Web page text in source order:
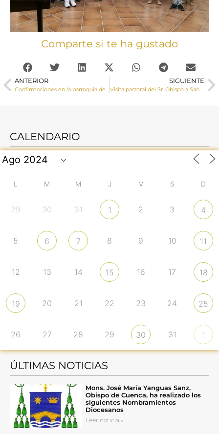
Comparte si te ha gustado
ANTERIOR
Confirmaciones en la parroquia de San Clemente
SIGUIENTE
Visita pastoral del Sr. Obispo a San Martín de Boniches, Fuentelespino de Moya y Campillos paravientos.
CALENDARIO
L M M J V S D
29 30 31 1 2 3 4
5 6 7 8 9 10 11
12 13 14 15 16 17 18
19 20 21 22 23 24 25
26 27 28 29 30 31 1
ÚLTIMAS NOTICIAS
Mons. José María Yanguas Sanz,
Obispo de Cuenca, ha realizado los
siguientes Nombramientos
Diocesanos
Leer noticia »